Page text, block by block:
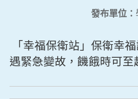
發布單位：
「幸福保衛站」保衛幸
遇緊急變故，饑餓時可至